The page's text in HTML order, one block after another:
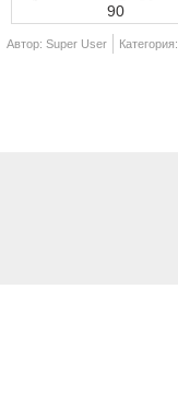
90
Автор: Super User Категория: